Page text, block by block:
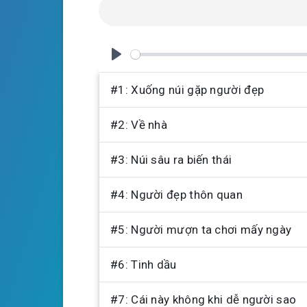
P
l
a
y
#1: Xuống núi gặp người đẹp
#2: Về nhà
#3: Núi sâu ra biến thái
#4: Người đẹp thôn quan
#5: Người mượn ta chơi mấy ngày
#6: Tinh dầu
#7: Cái này không khi dễ người sao